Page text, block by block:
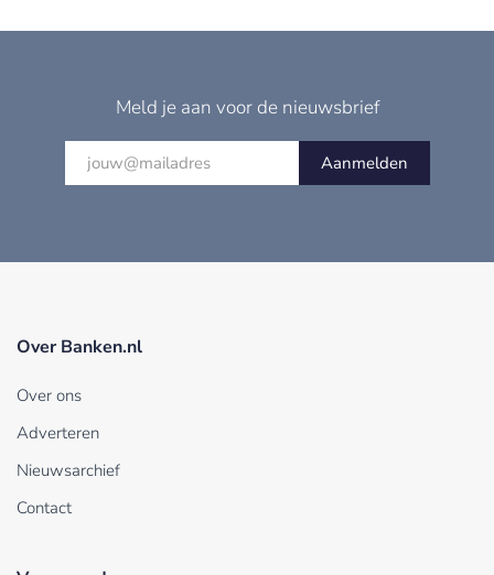
Meld je aan voor de nieuwsbrief
Aanmelden
Over Banken.nl
Over ons
Adverteren
Nieuwsarchief
Contact